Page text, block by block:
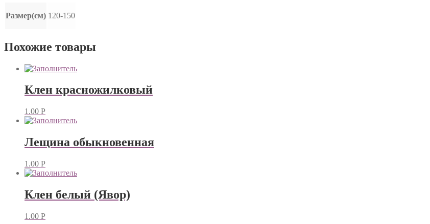
Размер(см) 120-150
Похожие товары
Клен красножилковый
1.00 Р
Лещина обыкновенная
1.00 Р
Клен белый (Явор)
1.00 Р